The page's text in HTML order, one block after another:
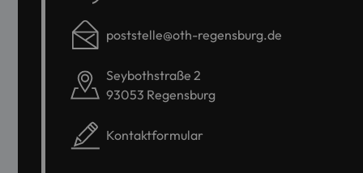
poststelle@oth-regensburg.de
Seybothstraße 2
93053 Regensburg
Kontaktformular